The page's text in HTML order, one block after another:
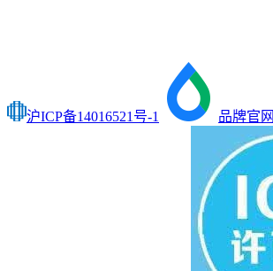
沪ICP备14016521号-1 品牌官网